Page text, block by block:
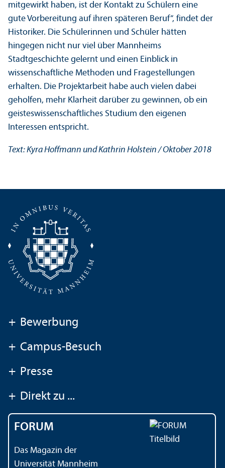
mitgewirkt haben, ist der Kontakt zu Schülern eine
gute Vorbereitung auf ihren späteren Beruf“, findet der
Historiker. Die Schülerinnen und Schüler hätten
hingegen nicht nur viel über Mannheims
Stadtgeschichte gelernt und einen Einblick in
wissenschaft­liche Methoden und Fragestellungen
erhalten. Die Projektarbeit habe auch vielen dabei
geholfen, mehr Klarheit darüber zu gewinnen, ob ein
geistes­wissenschaft­liches Studium den eigenen
Interessen entspricht.
Text: Kyra Hoffmann und Kathrin Holstein / Oktober 2018
+ Bewerbung
+ Campus-Besuch
+ Presse
+ Direkt zu ...
FORUM
Das Magazin der
Universität Mannheim